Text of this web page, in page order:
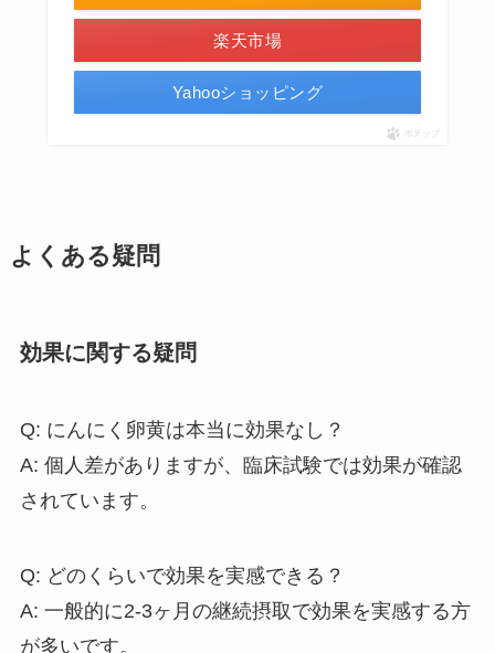
楽天市場
Yahooショッピング
ポチップ
よくある疑問
効果に関する疑問
Q: にんにく卵黄は本当に効果なし？
A: 個人差がありますが、臨床試験では効果が確認
されています。
Q: どのくらいで効果を実感できる？
A: 一般的に2-3ヶ月の継続摂取で効果を実感する方
が多いです。